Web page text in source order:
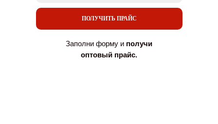
ПОЛУЧИТЬ ПРАЙС
Заполни форму и получи
оптовый прайс.